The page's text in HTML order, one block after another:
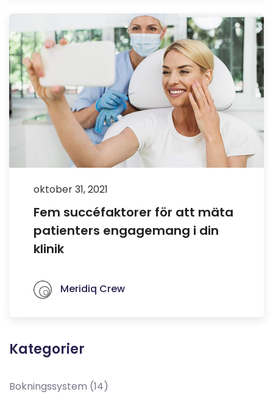
oktober 31, 2021
Fem succéfaktorer för att mäta
patienters engagemang i din
klinik
Meridiq Crew
Kategorier
Bokningssystem (14)